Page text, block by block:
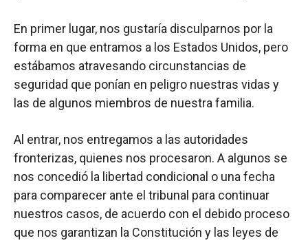
En primer lugar, nos gustaría disculparnos por la
forma en que entramos a los Estados Unidos, pero
estábamos atravesando circunstancias de
seguridad que ponían en peligro nuestras vidas y
las de algunos miembros de nuestra familia.
Al entrar, nos entregamos a las autoridades
fronterizas, quienes nos procesaron. A algunos se
nos concedió la libertad condicional o una fecha
para comparecer ante el tribunal para continuar
nuestros casos, de acuerdo con el debido proceso
que nos garantizan la Constitución y las leyes de